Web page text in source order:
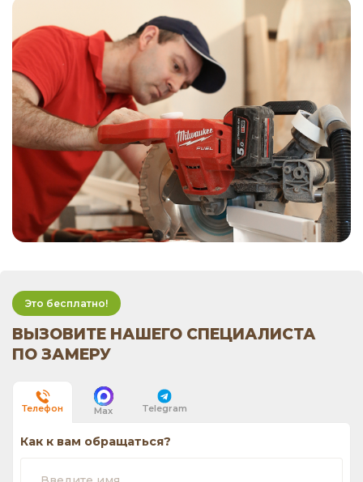
Это бесплатно!
ВЫЗОВИТЕ НАШЕГО СПЕЦИАЛИСТА
ПО ЗАМЕРУ
Телефон Max Telegram
Как к вам обращаться?